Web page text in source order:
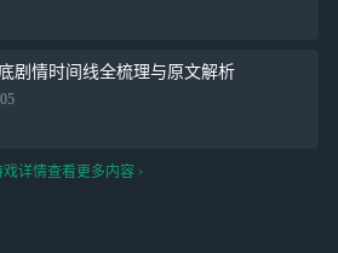
剧情时间线全梳理与原文解析
戏详情查看更多内容